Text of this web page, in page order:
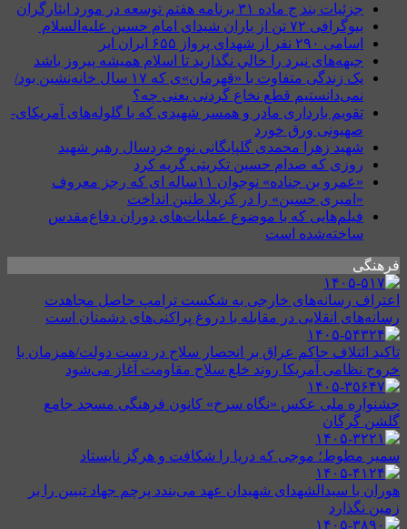
جزئیات بند ج ماده ۳۱ برنامه هفتم توسعه در مورد ایثارگران
بیوگرافی ۷۲ تن از یاران شیدای امام حسین علیه‌السلام
اسامی ۲۹۰ نفر از شهدای پرواز ۶۵۵ ایران ایر
جبهه‌های نبرد را خالي نگذاريد تا اسلام هميشه پيروز باشد
یک زندگی متفاوت با «قهرمان»ی که ۱۷ سال خانه‌نشین بود/
نمی‌دانستیم قطع نخاع گردنی یعنی چه؟
تقویم بارداری مادر و همسر شهیدی که با گلوله‌های آمریکای-
صهیونی ورق خورد
شهید زهرا محمدی گلپایگانی نوه خردسال رهبر شهید
روزی که صدام حسین تکریتی گریه کرد
«عمرو بن جناده» نوجوان ۱۱ساله ای که رجز معروف
«امیری حسین» را در کربلا طنین انداخت
فیلم‌هایی که با موضوع عملیات‌های دوران دفاع‌مقدس
ساخته‌شده است
فرهنگی
اعتراف رسانه‌های خارجی به شکست ترامپ حاصل مجاهدت
رسانه‌های انقلابی در مقابله با دروغ پراکنی‌های دشمنان است
تاکید ائتلاف حاکم عراق بر انحصار سلاح در دست دولت/همزمان با
خروج نظامی آمریکا روند خلع سلاح مقاومت آغاز می‌شود
جشنواره ملی عکس «نگاه سرخ» کانون فرهنگی مسجد جامع
گلشن گرگان
سمیر مطوط؛ موجی که دریا را شکافت و هرگز نایستاد
هوران با سیدالشهدای شهیدان عهد می‌بندد پرچم جهاد تبیین را بر
زمین نگذارد